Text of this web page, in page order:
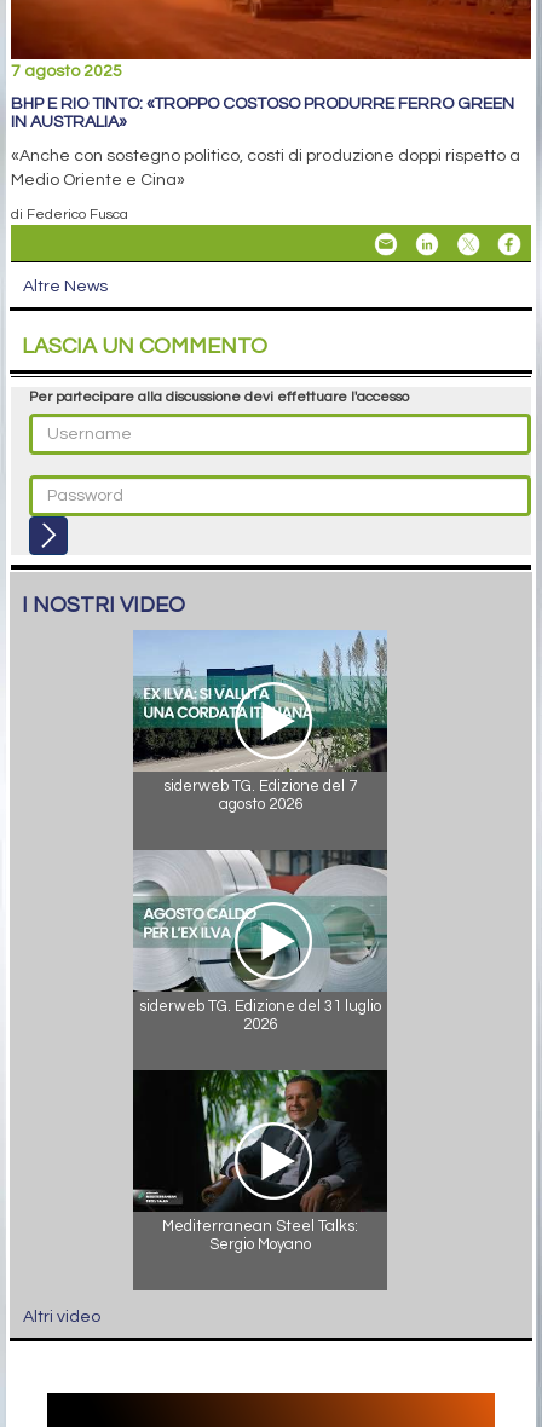
7 agosto 2025
BHP E RIO TINTO: «TROPPO COSTOSO PRODURRE FERRO GREEN
IN AUSTRALIA»
«Anche con sostegno politico, costi di produzione doppi rispetto a
Medio Oriente e Cina»
di Federico Fusca
Altre News
LASCIA UN COMMENTO
Per partecipare alla discussione devi effettuare l'accesso
I NOSTRI VIDEO
siderweb TG. Edizione del 7
agosto 2026
siderweb TG. Edizione del 31 luglio
2026
Mediterranean Steel Talks:
Sergio Moyano
Altri video